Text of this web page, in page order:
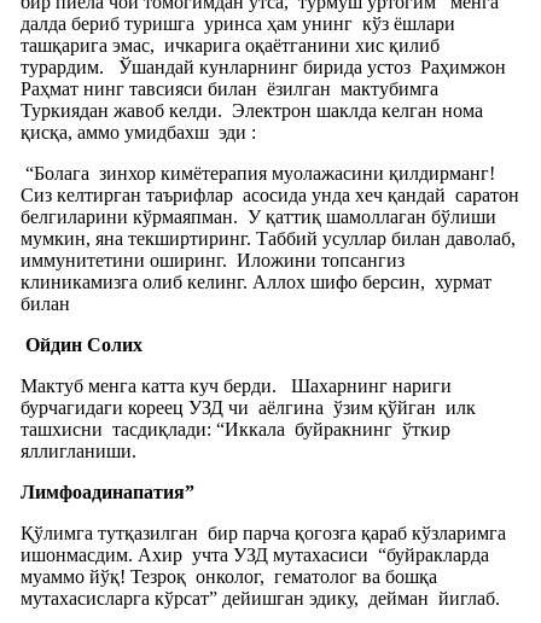
далда бериб туришга уринса ҳам унинг кўз ёшлари
ташқарига эмас, ичкарига оқаётганини хис қилиб
турардим.
Ўшандай кунларнинг бирида устоз Раҳимжон
Раҳмат нинг тавсияси билан ёзилган мактубимга
Туркиядан жавоб келди. Электрон шаклда келган нома
қисқа, аммо умидбахш эди :
“Болага зинхор кимётерапия муолажасини қилдирманг!
Сиз келтирган таърифлар асосида унда хеч қандай саратон
белгиларини кўрмаяпман. У қаттиқ шамоллаган бўлиши
мумкин, яна текширтиринг. Таббий усуллар билан даволаб,
иммунитетини оширинг. Иложини топсангиз
клиникамизга олиб келинг. Аллох шифо берсин, хурмат
билан
Ойдин Солих
Мактуб менга катта куч берди.
Шахарнинг нариги
бурчагидаги кореец УЗД чи аёлгина ўзим қўйган илк
ташхисни тасдиқлади: “Иккала буйракнинг ўткир
яллигланиши.
Лимфоадинапатия”
Қўлимга тутқазилган бир парча қогозга қараб кўзларимга
ишонмасдим. Ахир учта УЗД мутахасиси “буйракларда
муаммо йўқ! Тезроқ онколог, гематолог ва бошқа
мутахасисларга кўрсат” дейишган эдику, дейман йиглаб.